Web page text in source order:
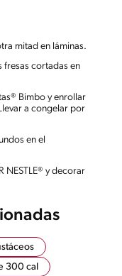
mitad en láminas.
fresas cortadas en
Bimbo y enrollar
a congelar por
en el
NESTLE® y decorar
300 cal